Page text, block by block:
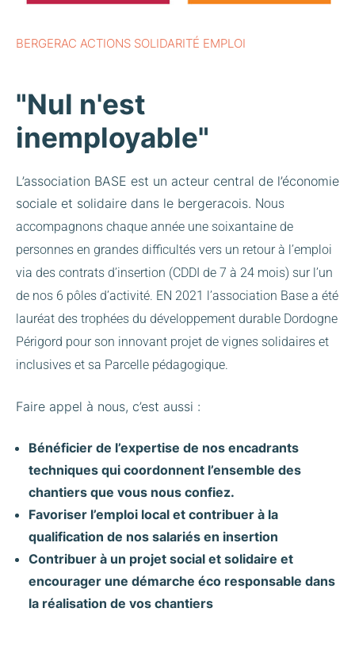
BERGERAC ACTIONS SOLIDARITÉ EMPLOI
"Nul n'est
inemployable"
L’association BASE est un acteur central de l’économie
sociale et solidaire dans le bergeracois. Nous
accompagnons chaque année une soixantaine de
personnes en grandes difficultés vers un retour à l’emploi
via des contrats d’insertion (CDDI de 7 à 24 mois) sur l’un
de nos 6 pôles d’activité. EN 2021 l’association Base a été
lauréat des trophées du développement durable Dordogne
Périgord pour son innovant projet de vignes solidaires et
inclusives et sa Parcelle pédagogique.
Faire appel à nous, c’est aussi :
Bénéficier de l’expertise de nos encadrants
techniques qui coordonnent l’ensemble des
chantiers que vous nous confiez.
Favoriser l’emploi local et contribuer à la
qualification de nos salariés en insertion
Contribuer à un projet social et solidaire et
encourager une démarche éco responsable dans
la réalisation de vos chantiers